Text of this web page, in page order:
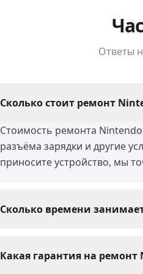
Ответы
Сколько стоит ремонт
Стоимость ремонта Nintendo
разъёма зарядки и другие
приносите устройство, мы
Сколько времени
восстановление после воды)
Какая гарантия на ремонт